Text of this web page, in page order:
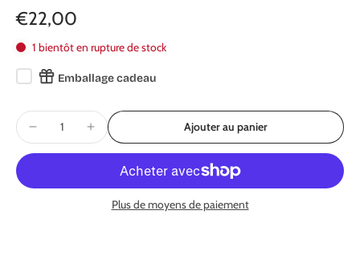
€22,00
1 bientôt en rupture de stock
Emballage cadeau
Ajouter au panier
Plus de moyens de paiement